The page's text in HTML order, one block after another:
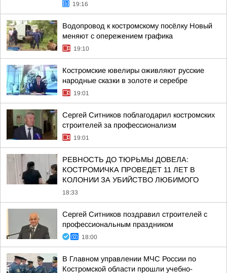
19:16
Водопровод к костромскому посёлку Новый
меняют с опережением графика
19:10
Костромские ювелиры оживляют русские
народные сказки в золоте и серебре
19:01
Сергей Ситников поблагодарил костромских
строителей за профессионализм
19:01
РЕВНОСТЬ ДО ТЮРЬМЫ ДОВЕЛА:
КОСТРОМИЧКА ПРОВЕДЕТ 11 ЛЕТ В
КОЛОНИИ ЗА УБИЙСТВО ЛЮБИМОГО
18:33
Сергей Ситников поздравил строителей с
профессиональным праздником
18:00
В Главном управлении МЧС России по
Костромской области прошли учебно-